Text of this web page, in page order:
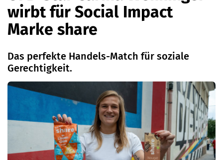
wirbt für Social Impact
Marke share
Das perfekte Handels-Match für soziale
Gerechtigkeit.